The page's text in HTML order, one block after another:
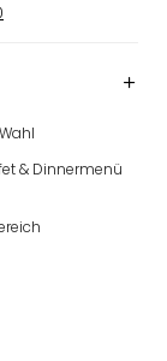
& Dinnermenü